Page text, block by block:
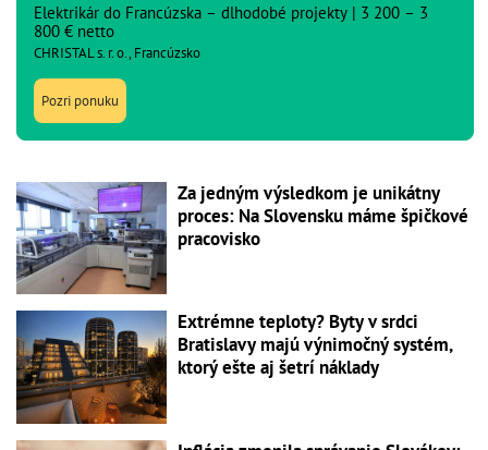
Elektrikár do Francúzska – dlhodobé projekty | 3 200 – 3
800 € netto
CHRISTAL s. r. o., Francúzsko
Pozri ponuku
Za jedným výsledkom je unikátny
proces: Na Slovensku máme špičkové
pracovisko
Extrémne teploty? Byty v srdci
Bratislavy majú výnimočný systém,
ktorý ešte aj šetrí náklady